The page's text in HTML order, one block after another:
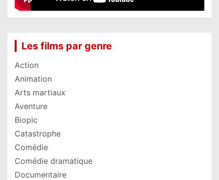
Les films par genre
Action
Animation
Arts martiaux
Aventure
Biopic
Catastrophe
Comédie
Comédie dramatique
Documentaire